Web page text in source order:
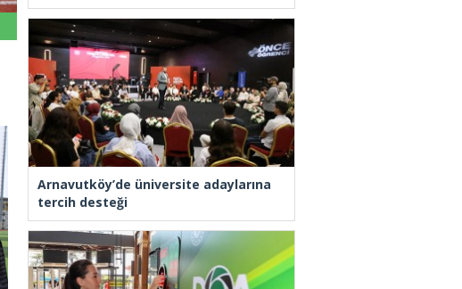
Arnavutköy’de üniversite adaylarına
tercih desteği